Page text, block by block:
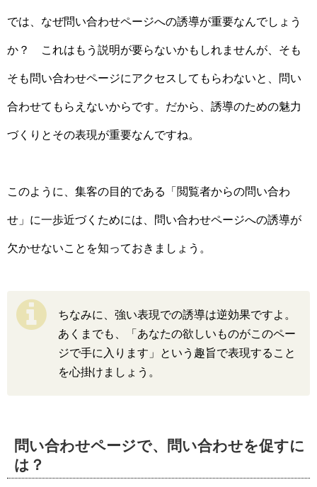
では、なぜ問い合わせページへの誘導が重要なんでしょう
か？ これはもう説明が要らないかもしれませんが、そも
そも問い合わせページにアクセスしてもらわないと、問い
合わせてもらえないからです。だから、誘導のための魅力
づくりとその表現が重要なんですね。
このように、集客の目的である「閲覧者からの問い合わ
せ」に一歩近づくためには、問い合わせページへの誘導が
欠かせないことを知っておきましょう。
ちなみに、強い表現での誘導は逆効果ですよ。
あくまでも、「あなたの欲しいものがこのペー
ジで手に入ります」という趣旨で表現すること
を心掛けましょう。
問い合わせページで、問い合わせを促すに
は？